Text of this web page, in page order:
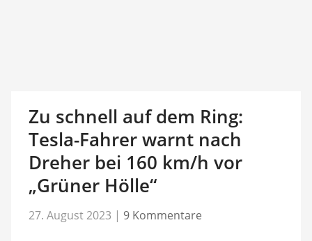
Zu schnell auf dem Ring:
Tesla-Fahrer warnt nach
Dreher bei 160 km/h vor
„Grüner Hölle“
27. August 2023 | 9 Kommentare